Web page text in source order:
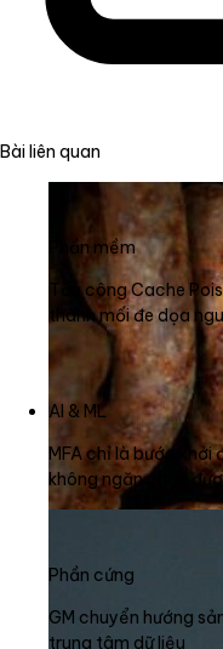
Bài liên quan
Phần mềm
Tấn công Cache
thành mối đe dọa
AI & ML
MFA chỉ là bước
không ngăn chặn
Phần cứng
GM chuyển hướng
trung tâm dữ liệu